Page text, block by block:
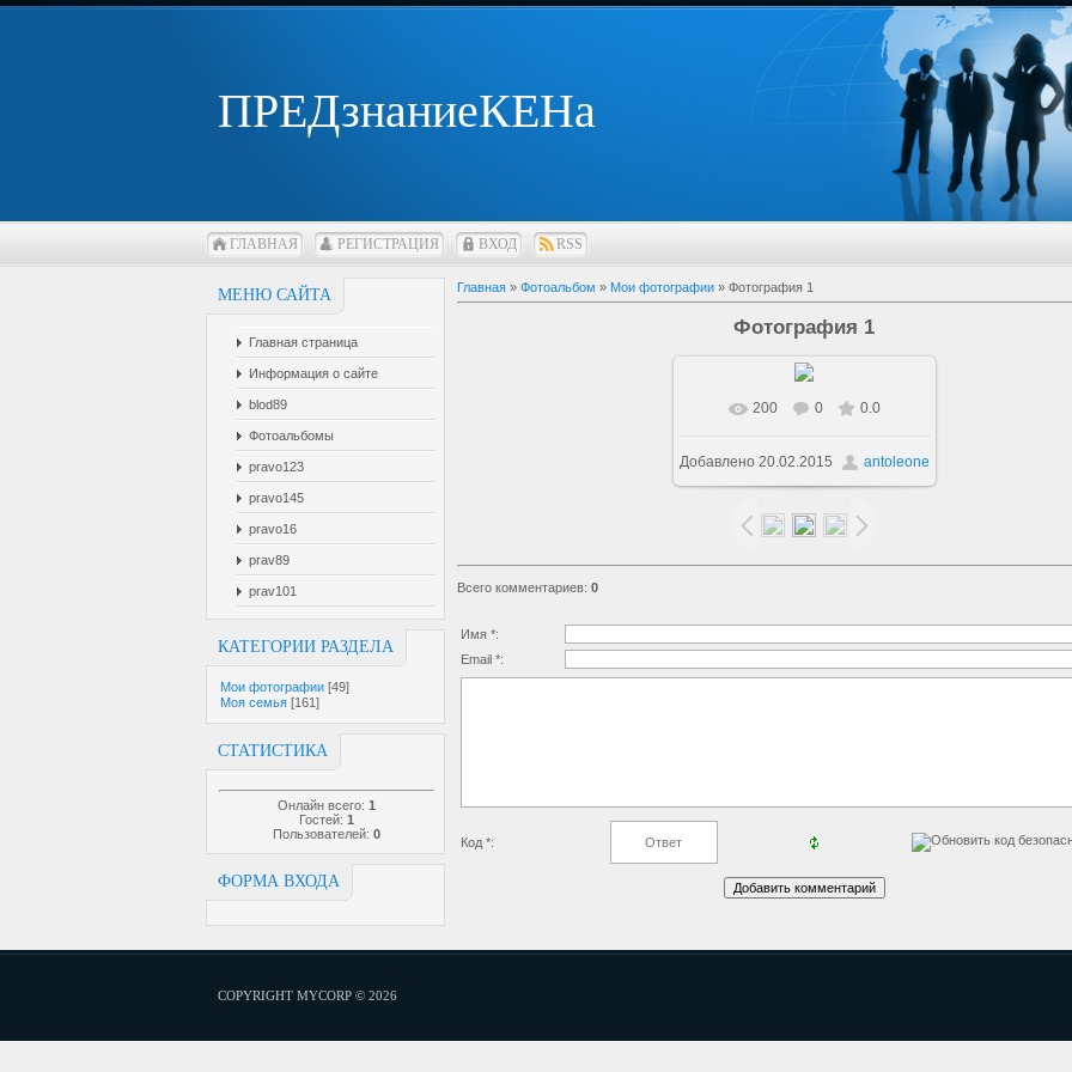
ПРЕДзнаниеКЕНа
ГЛАВНАЯ РЕГИСТРАЦИЯ ВХОД RSS
МЕНЮ САЙТА
Главная страница
Информация о сайте
blod89
Фотоальбомы
pravo123
pravo145
pravo16
prav89
prav101
КАТЕГОРИИ РАЗДЕЛА
Мои фотографии [49]
Моя семья [161]
СТАТИСТИКА
Онлайн всего: 1
Гостей: 1
Пользователей: 0
ФОРМА ВХОДА
Главная » Фотоальбом » Мои фотографии » Фотография 1
Фотография 1
В реальном размере 800x600
/ 112.6Kb
200 0 0.0
Добавлено 20.02.2015 antoleone
Всего комментариев: 0
Имя *:
Email *:
Код *:
COPYRIGHT MYCORP © 2026